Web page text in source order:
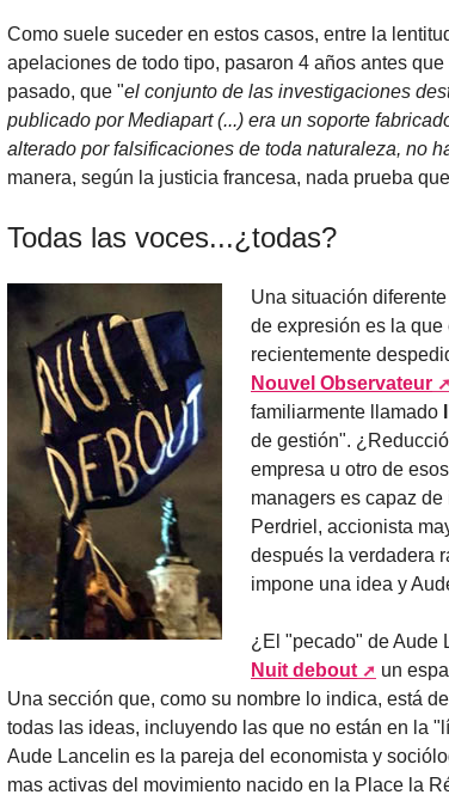
Como suele suceder en estos casos, entre la
apelaciones de todo tipo, pasaron 4 años antes
pasado, que "el conjunto de las investigaciones
publicado por Mediapart (...) era un soporte
alterado por falsificaciones de toda naturaleza, no
manera, según la justicia francesa, nada prueba
Todas las voces...¿todas?
Una situación
de expresión es la
recientemente
Nouvel Observateur
familiarmente llamado
de gestión".
empresa u otro de
managers es capaz
Perdriel, accionista
después la verdadera
impone una idea y
¿El "pecado" de Aude
Nuit debout
un
Una sección que, como su nombre lo indica, está
todas las ideas, incluyendo las que no están en la
Aude Lancelin es la pareja del economista y
mas activas del movimiento nacido en la Place la